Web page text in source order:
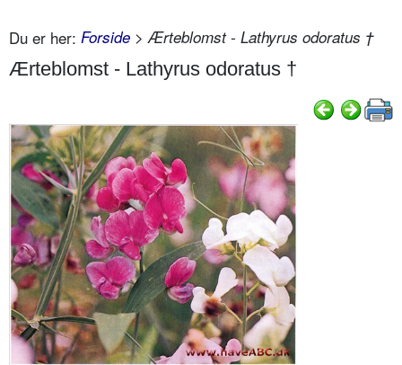
Du er her: Forside > Ærteblomst - Lathyrus odoratus †
Ærteblomst - Lathyrus odoratus †